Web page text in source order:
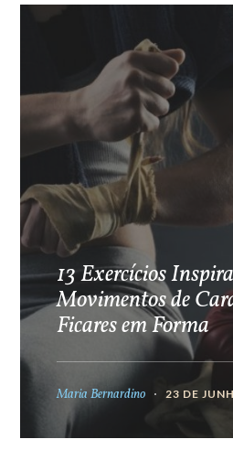
13 Exercícios
Movimentos de
Ficares em Forma
Maria Bernardino 23 DE